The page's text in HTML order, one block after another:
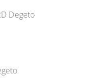
Degeto